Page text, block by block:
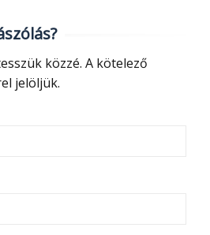
közzé. A kötelező
jelöljük.